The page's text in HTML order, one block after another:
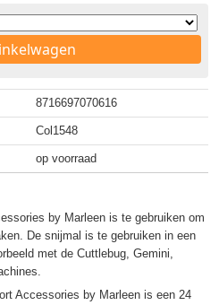
8716697070616
Col1548
op voorraad
by Marleen is te gebruiken om
De snijmal is te gebruiken in een
met de Cuttlebug, Gemini,
Accessories by Marleen is een 24